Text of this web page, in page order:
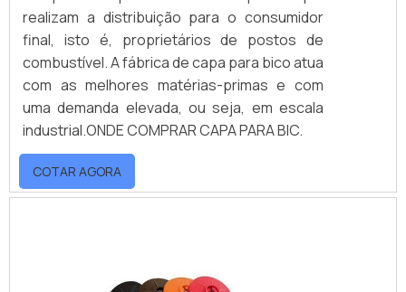
realizam a distribuição para o consumidor
final, isto é, proprietários de postos de
combustível. A fábrica de capa para bico atua
com as melhores matérias-primas e com
uma demanda elevada, ou seja, em escala
industrial.ONDE COMPRAR CAPA PARA BIC.
COTAR AGORA